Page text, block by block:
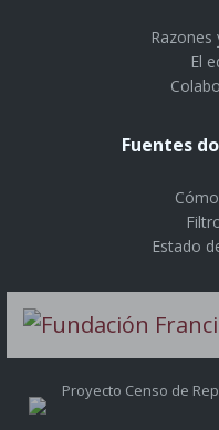
El
Fuentes
Estado
Proyecto Censo de